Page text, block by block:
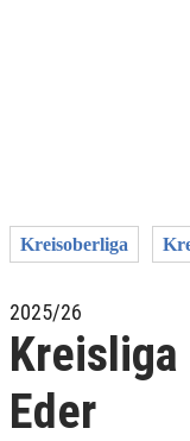
Kreisoberliga
2025/26
Kreisliga
Eder